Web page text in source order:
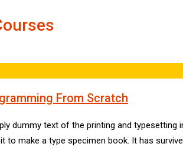
From Scratch
dummy text of the printing and typesetting
to make a type specimen book. It has